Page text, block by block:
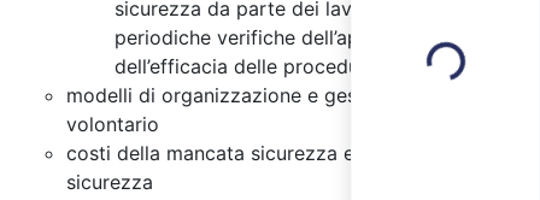
sicurezza da parte dei lavoratori e alle
periodiche verifiche dell’applicazione e
dell’efficacia delle procedure adottate.
modelli di organizzazione e gestione di tipo
volontario
costi della mancata sicurezza e benefici della
sicurezza
Loading...